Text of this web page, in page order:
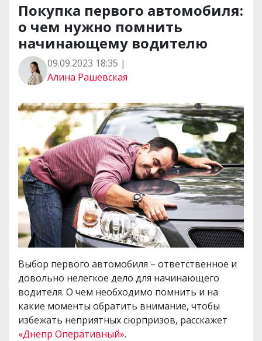
Покупка первого автомобиля:
о чем нужно помнить
начинающему водителю
09.09.2023 18:35 |
Алина Рашевская
Выбор первого автомобиля – ответственное и
довольно нелегкое дело для начинающего
водителя. О чем необходимо помнить и на
какие моменты обратить внимание, чтобы
избежать неприятных сюрпризов, расскажет
«Днепр Оперативный».